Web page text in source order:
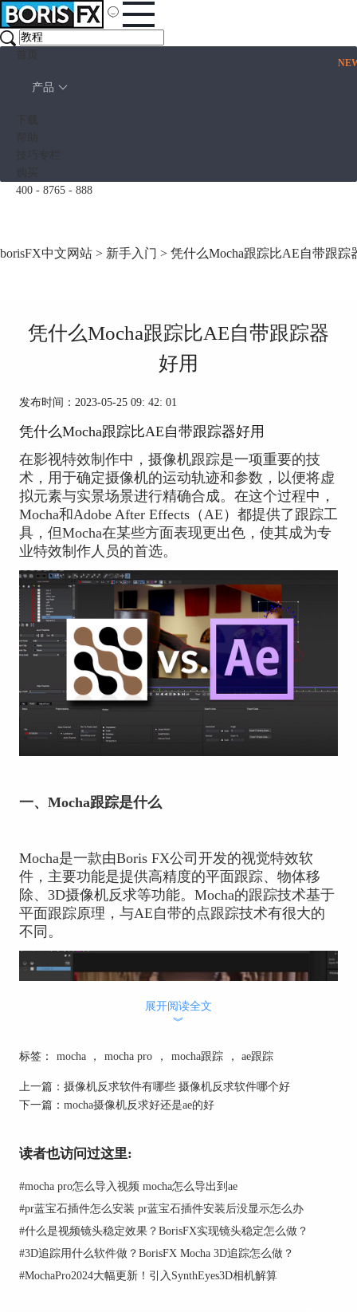
产品
400 - 8765 - 888
borisFX中文网站 > 新手入门 > 凭什么Mocha跟踪比AE自带跟踪
凭什么Mocha跟踪比AE自带跟踪器
好用
发布时间：2023-05-25 09: 42: 01
凭什么Mocha跟踪比AE自带跟踪器好用
在影视特效制作中，摄像机跟踪是一项重要的技
术，用于确定摄像机的运动轨迹和参数，以便将虚
拟元素与实景场景进行精确合成。在这个过程中，
Mocha和Adobe After Effects（AE）都提供了跟踪工
具，但Mocha在某些方面表现更出色，使其成为专
业特效制作人员的首选。
一、Mocha跟踪是什么
Mocha是一款由Boris FX公司开发的视觉特效软
件，主要功能是提供高精度的平面跟踪、物体移
除、3D摄像机反求等功能。Mocha的跟踪技术基于
平面跟踪原理，与AE自带的点跟踪技术有很大的
不同。
二、Mocha跟踪为什么比AE自带跟踪器好用
1、更高的跟踪精度
由于Mocha采用了平面跟踪技术，这使得它在跟踪
过程中可以捕捉到更多的信息，从而提高跟踪精
度。相比之下，AE自带的点跟踪器只能跟踪单个
点，当遇到复杂的运动和遮挡时，跟踪精度可能会
展开阅读全文
︾
标签： mocha ， mocha pro ， mocha跟踪 ， ae跟踪
上一篇： 摄像机反求软件有哪些 摄像机反求软件哪个好
下一篇： mocha摄像机反求好还是ae的好
读者也访问过这里:
#mocha pro怎么导入视频 mocha怎么导出到ae
#pr蓝宝石插件怎么安装 pr蓝宝石插件安装后没显示怎么办
#什么是视频镜头稳定效果？BorisFX实现镜头稳定怎么做？
#3D追踪用什么软件做？BorisFX Mocha 3D追踪怎么做？
#MochaPro2024大幅更新！引入SynthEyes3D相机解算